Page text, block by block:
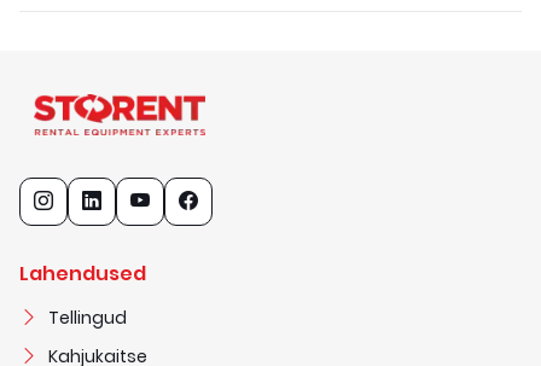
Lahendused
Tellingud
Kahjukaitse